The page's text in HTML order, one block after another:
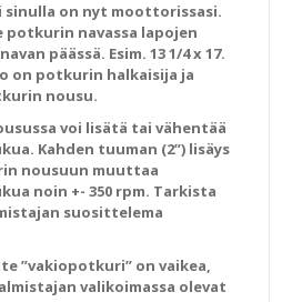
sinulla on nyt moottorissasi.
potkurin navassa lapojen
päässä. Esim. 13 1/4 x 17.
on potkurin halkaisija ja
nousu.
voi lisätä tai vähentää
Kahden tuuman (2”) lisäys
nousuun muuttaa
noin +- 350 rpm. Tarkista
suosittelema
”vakiopotkuri” on vaikea,
valikoimassa olevat